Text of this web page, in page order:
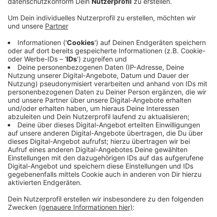
Veröffentlicht:Donnerstag, 02.05.2019 05:34
Einer der Bierwagen wurde mit einem Feuerlöscher
vollgesprüht, ein anderer wurde in einen naheliegenden
See geschoben und ist dort fast vollständig
versunken. Eine Nachtwache wurde zwischen drei und
vier Uhr alarmiert und hat dann mehrere Täter
weglaufen sehen. Am Mittwoch hat die Feuerwehr in
Zusammenarbeit mit dem Ordnungsdienst den Wagen
bereits geborgen. Insgesamt waren 20 Einsatzkräfte
und ein Kran im Einsatz. Die Polizei hat die
Ermittlungen aufgenommen.CM